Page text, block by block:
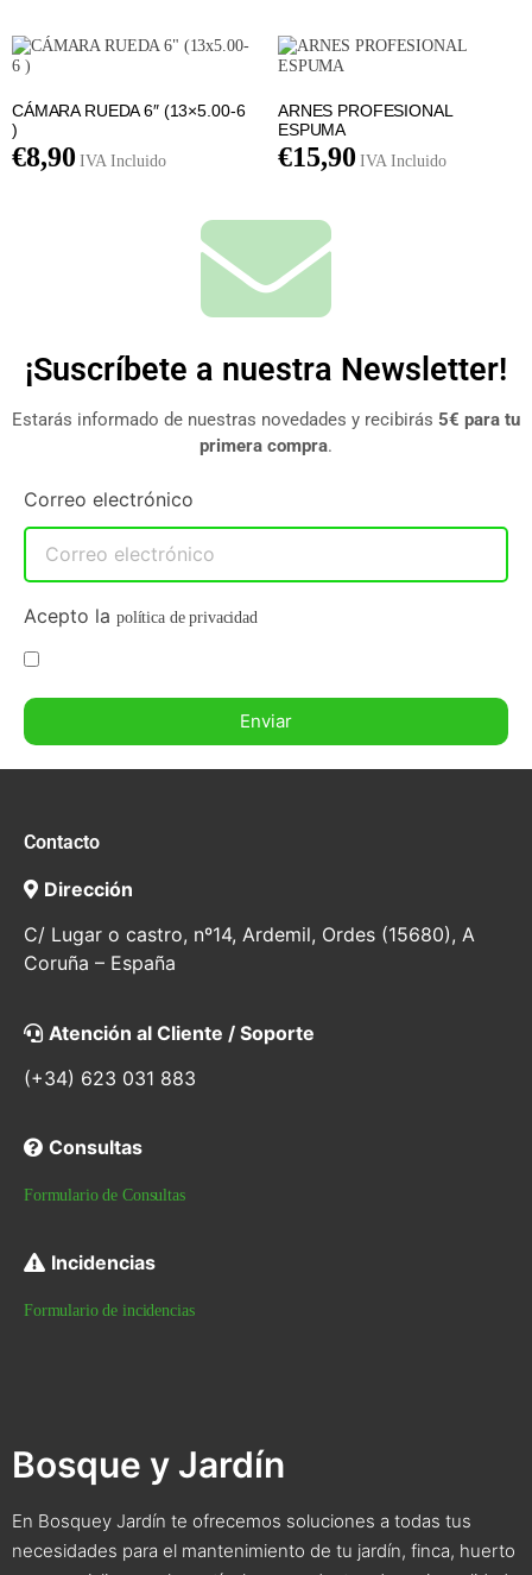
CÁMARA RUEDA 6″ (13×5.00-6
)
€8,90 IVA Incluido
ARNES PROFESIONAL
ESPUMA
€15,90 IVA Incluido
¡Suscríbete a nuestra Newsletter!
Estarás informado de nuestras novedades y recibirás 5€ para tu
primera compra.
Correo electrónico
Acepto la política de privacidad
Enviar
Contacto
Dirección
C/ Lugar o castro, nº14, Ardemil, Ordes (15680), A
Coruña – España
Atención al Cliente / Soporte
(+34) 623 031 883
Consultas
Formulario de Consultas
Incidencias
Formulario de incidencias
Bosque y Jardín
En Bosquey Jardín te ofrecemos soluciones a todas tus
necesidades para el mantenimiento de tu jardín, finca, huerto